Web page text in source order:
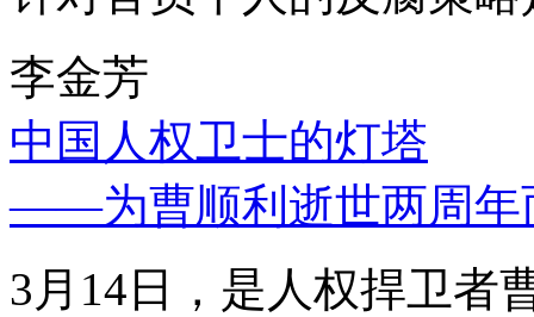
李金芳
中国人权卫士的灯塔
——为曹顺利逝世两周年
3月14日，是人权捍卫者